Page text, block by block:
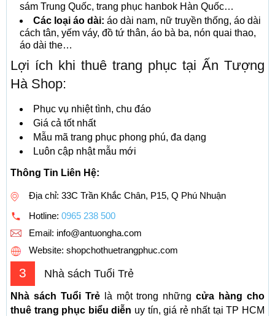
sám Trung Quốc, trang phục hanbok Hàn Quốc…
Các loại áo dài: áo dài nam, nữ truyền thống, áo dài
cách tân, yếm váy, đồ tứ thân, áo bà ba, nón quai thao,
áo dài the…
Lợi ích khi thuê trang phục tại Ấn Tượng
Hà Shop:
Phục vụ nhiệt tình, chu đáo
Giá cả tốt nhất
Mẫu mã trang phục phong phú, đa dạng
Luôn cập nhật mẫu mới
Thông Tin Liên Hệ:
Địa chỉ: 33C Trần Khắc Chân, P15, Q Phú Nhuận
Hotline: 0965 238 500
Email: info@antuongha.com
Website: shopchothuetrangphuc.com
3 Nhà sách Tuổi Trẻ
Nhà sách Tuổi Trẻlà một trong nhữngcửa hàng cho
thuê trang phục biểu diễn uy tín, giá rẻ nhất tại TP HCM